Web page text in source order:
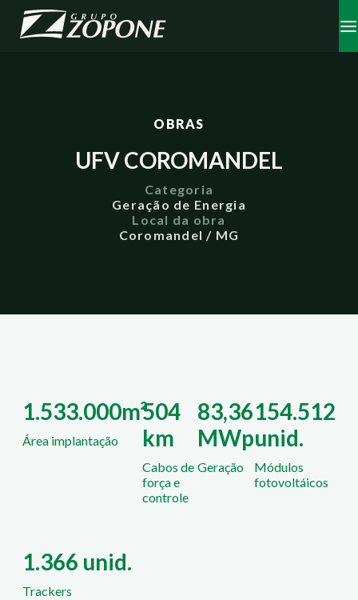
OBRAS
UFV COROMANDEL
Categoria
Geração de Energia
Local da obra
Coromandel / MG
1.533.000m²
Área implantação
504
km
Cabos de
força e
controle
83,36
MWp
Geração
154.512
unid.
Módulos
fotovoltáicos
1.366 unid.
Trackers